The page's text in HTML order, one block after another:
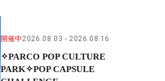
開催中2026.08.03 2026.08.16
✧PARCO POP CULTURE
PARK✧POP CAPSULE